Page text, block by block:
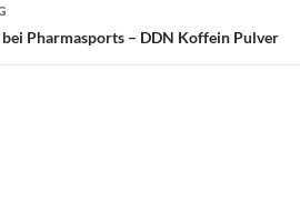
Pharmasports – DDN Koffein Pulver